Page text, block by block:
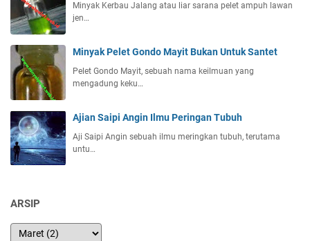
Minyak Kerbau Jalang atau liar sarana pelet ampuh lawan
jen…
Minyak Pelet Gondo Mayit Bukan Untuk Santet
Pelet Gondo Mayit, sebuah nama keilmuan yang
mengadung keku…
Ajian Saipi Angin Ilmu Peringan Tubuh
Aji Saipi Angin sebuah ilmu meringkan tubuh, terutama
untu…
ARSIP